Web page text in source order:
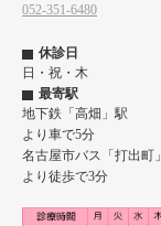
052-351-6480
休診日
日・祝・木
最寄駅
地下鉄「高畑」駅
より車で5分
名古屋市バス「打出町」
より徒歩で3分